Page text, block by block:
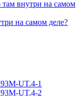
на самом деле?